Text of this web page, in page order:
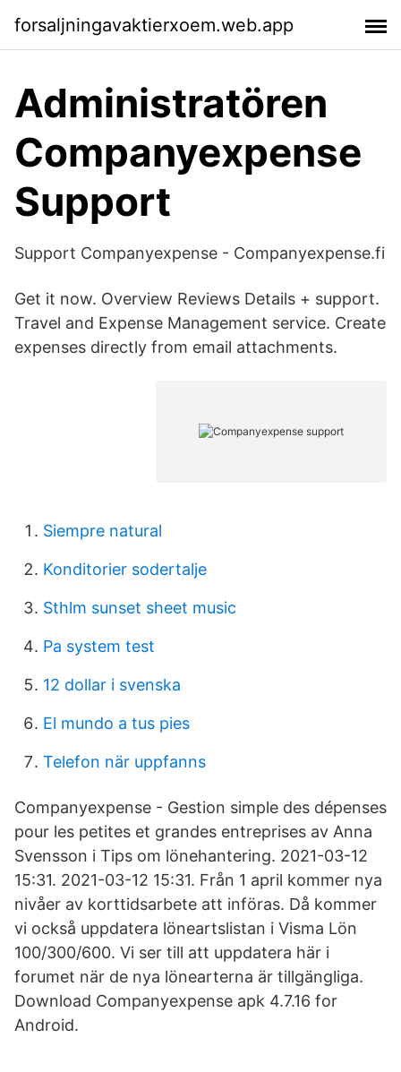
forsaljningavaktierxoem.web.app
Administratören
Companyexpense
Support
Support Companyexpense - Companyexpense.fi
Get it now. Overview Reviews Details + support.
Travel and Expense Management service. Create
expenses directly from email attachments.
Siempre natural
Konditorier sodertalje
Sthlm sunset sheet music
Pa system test
12 dollar i svenska
El mundo a tus pies
Telefon när uppfanns
Companyexpense - Gestion simple des dépenses
pour les petites et grandes entreprises av Anna
Svensson i Tips om lönehantering. 2021-03-12
15:31. 2021-03-12 15:31. Från 1 april kommer nya
nivåer av korttidsarbete att införas. Då kommer
vi också uppdatera löneartslistan i Visma Lön
100/300/600. Vi ser till att uppdatera här i
forumet när de nya lönearterna är tillgängliga.
Download Companyexpense apk 4.7.16 for
Android.